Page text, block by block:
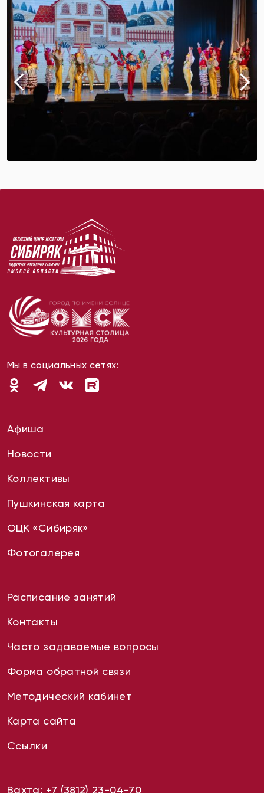
Мы в социальных сетях:
Афиша
Новости
Коллективы
Пушкинская карта
ОЦК «Сибиряк»
Фотогалерея
Расписание занятий
Контакты
Часто задаваемые вопросы
Форма обратной связи
Методический кабинет
Карта сайта
Ссылки
Вахта: +7 (3812) 23-04-70